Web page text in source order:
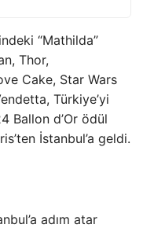
“Mathilda”
Thor,
Cake, Star Wars
Türkiye’yi
Ballon d’Or ödül
İstanbul’a geldi.
adım atar